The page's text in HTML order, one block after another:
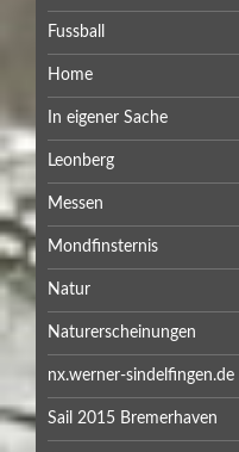
Fussball
Home
In eigener Sache
Leonberg
Messen
Mondfinsternis
Natur
Naturerscheinungen
nx.werner-sindelfingen.de
Sail 2015 Bremerhaven